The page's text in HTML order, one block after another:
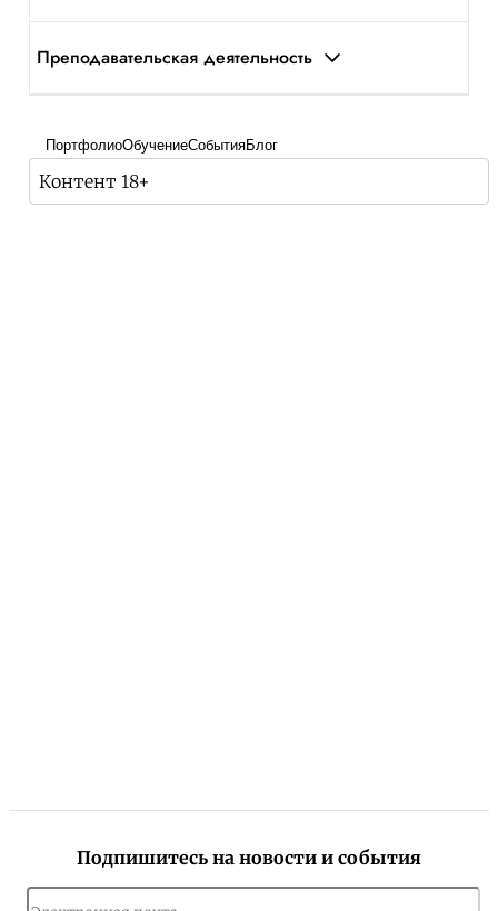
Преподавательская деятельность
ПортфолиоОбучениеСобытияБлог
Контент 18+
Подпишитесь на новости и события